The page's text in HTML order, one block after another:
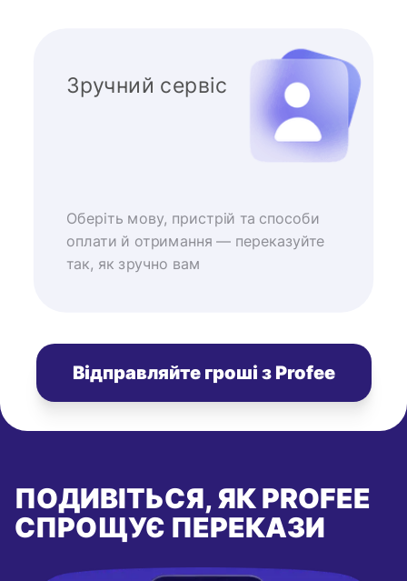
Зручний сервіс
Оберіть мову, пристрій та способи
оплати й отримання — переказуйте
так, як зручно вам
Відправляйте гроші з Profee
ПОДИВІТЬСЯ, ЯК PROFEE
СПРОЩУЄ ПЕРЕКАЗИ